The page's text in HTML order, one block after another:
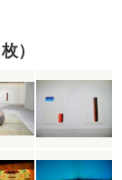
）